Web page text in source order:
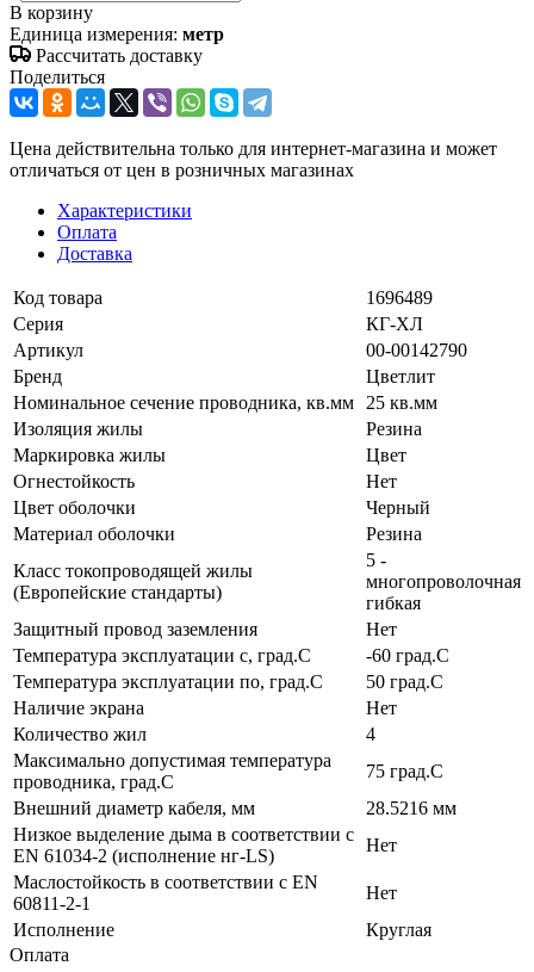
В корзину
Единица измерения: метр
Рассчитать доставку
Поделиться
Цена действительна только для интернет-магазина и может
отличаться от цен в розничных магазинах
Характеристики
Оплата
Доставка
Код товара
1696489
Серия
КГ-ХЛ
Артикул
00-00142790
Бренд
Цветлит
Номинальное сечение проводника, кв.мм
25 кв.мм
Изоляция жилы
Резина
Маркировка жилы
Цвет
Огнестойкость
Нет
Цвет оболочки
Черный
Материал оболочки
Резина
Класс токопроводящей жилы
(Европейские стандарты)
5 -
многопроволочная
гибкая
Защитный провод заземления
Нет
Температура эксплуатации с, град.C
-60 град.C
Температура эксплуатации по, град.C
50 град.C
Наличие экрана
Нет
Количество жил
4
Максимально допустимая температура
проводника, град.C
75 град.C
Внешний диаметр кабеля, мм
28.5216 мм
Низкое выделение дыма в соответствии с
EN 61034-2 (исполнение нг-LS)
Нет
Маслостойкость в соответствии с EN
60811-2-1
Нет
Исполнение
Круглая
Оплата